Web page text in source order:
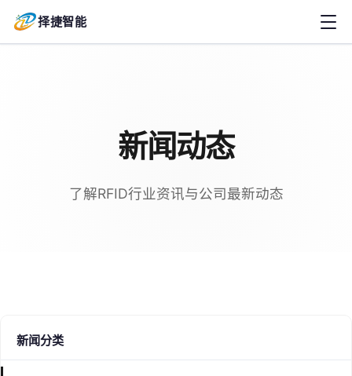
择捷智能
新闻动态
了解RFID行业资讯与公司最新动态
新闻分类